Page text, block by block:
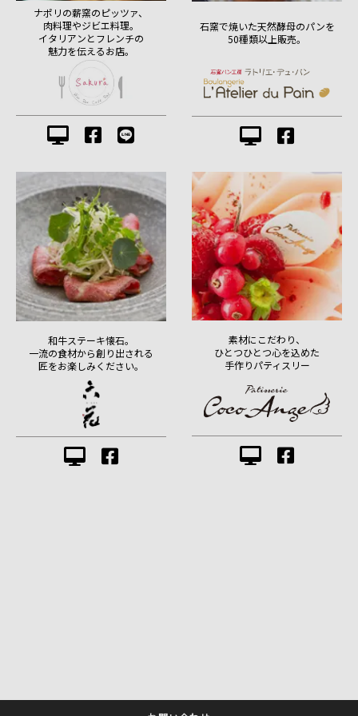
ナポリの薪窯のピッツァ、
肉料理やジビエ料理。
イタリアンとフレンチの
魅力を伝えるお店。
石窯で焼いた天然酵母のパンを
50種類以上販売。
和牛ステーキ懐石。
一流の食材から創り出される
匠をお楽しみください。
素材にこだわり、
ひとつひとつ心を込めた
手作りパティスリー